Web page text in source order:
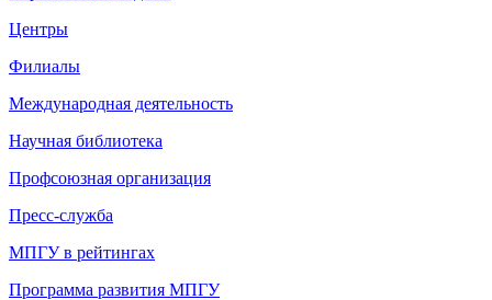
Центры
Филиалы
Международная деятельность
Научная библиотека
Профсоюзная организация
Пресс-служба
МПГУ в рейтингах
Программа развития МПГУ